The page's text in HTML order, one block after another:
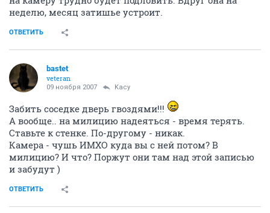
неделю, месяц затишье устроит.
ОТВЕТИТЬ
bastet
veteran
09 ноября 2007 Kacy
Забить соседке дверь гвоздями!!!
А вообще.. на милицию надеяться - время терять.
Ставьте к стенке. По-другому - никак.
Камера - чушь ИМХО куда вы с ней потом? В
милицию? И что? Поржут они там над этой записью
и забудут )
ОТВЕТИТЬ